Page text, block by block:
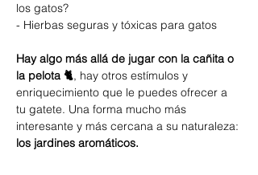
los gatos?
- Hierbas seguras y tóxicas para gatos
Hay algo más allá de jugar con la cañita o
la pelota 🐈, hay otros estímulos y
enriquecimiento que le puedes ofrecer a
tu gatete. Una forma mucho más
interesante y más cercana a su naturaleza:
los jardines aromáticos.